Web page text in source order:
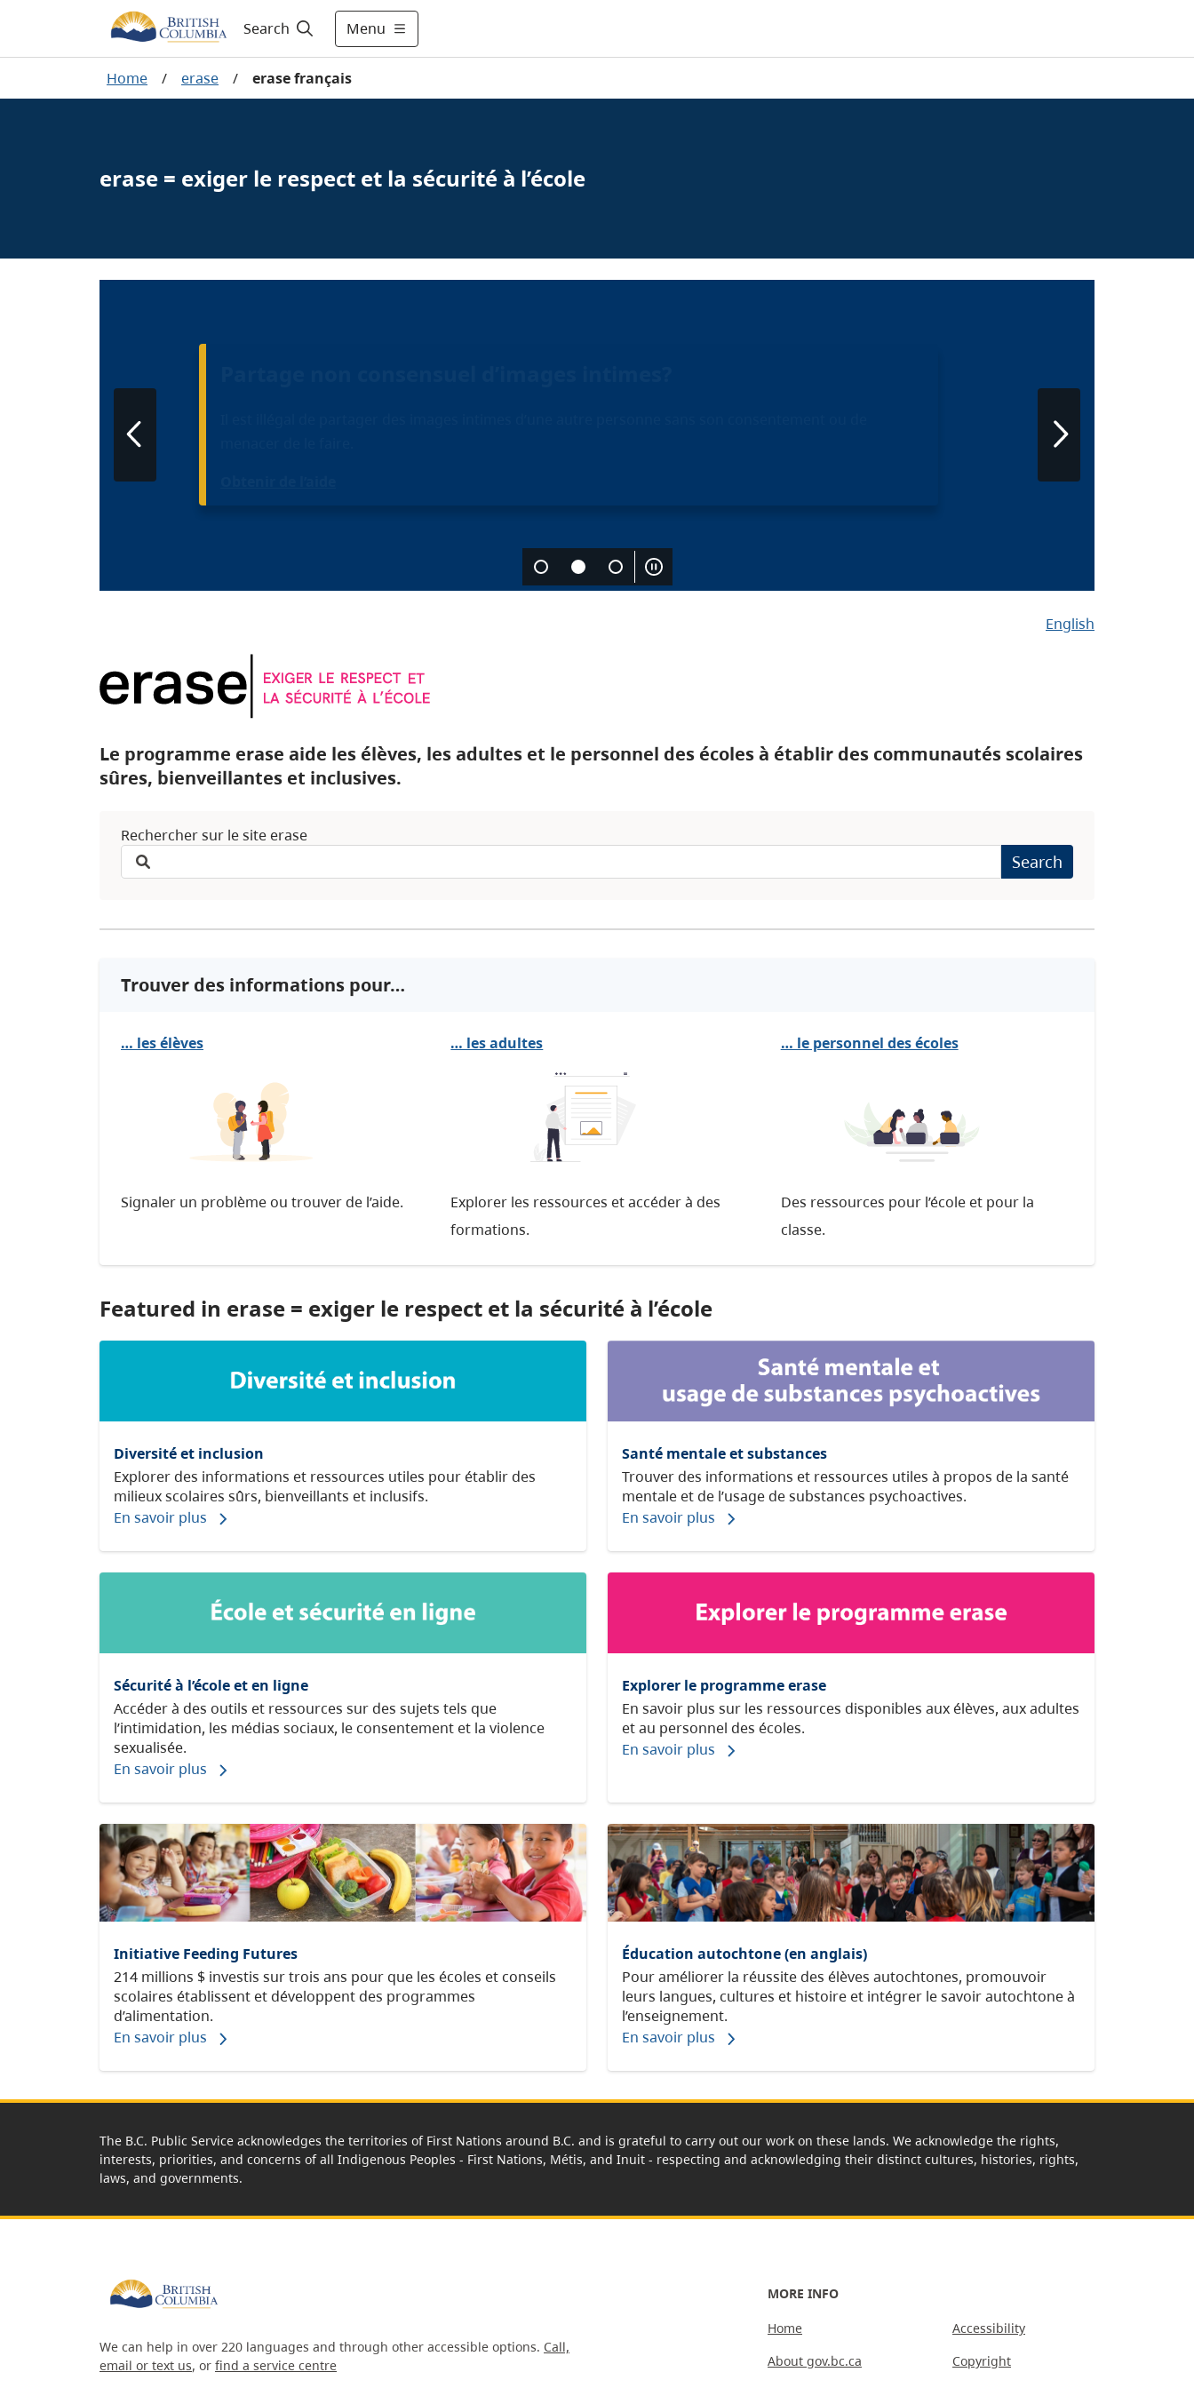
Search Menu
Home / erase / erase français
erase = exiger le respect et la sécurité à l’école
English
Le programme erase aide les élèves, les adultes et le personnel des écoles à établir des communautés scolaires
sûres, bienveillantes et inclusives.
Rechercher sur le site erase
Search
Trouver des informations pour…
… les élèves
Signaler un problème ou trouver de l’aide.
… les adultes
Explorer les ressources et accéder à des
formations.
… le personnel des écoles
Des ressources pour l’école et pour la
classe.
Featured in erase = exiger le respect et la sécurité à l’école
Diversité et inclusion
Explorer des informations et ressources utiles pour établir des
milieux scolaires sûrs, bienveillants et inclusifs.
En savoir plus
Santé mentale et substances
Trouver des informations et ressources utiles à propos de la santé
mentale et de l’usage de substances psychoactives.
En savoir plus
Sécurité à l’école et en ligne
Accéder à des outils et ressources sur des sujets tels que
l’intimidation, les médias sociaux, le consentement et la violence
sexualisée.
En savoir plus
Explorer le programme erase
En savoir plus sur les ressources disponibles aux élèves, aux adultes
et au personnel des écoles.
En savoir plus
Initiative Feeding Futures
214 millions $ investis sur trois ans pour que les écoles et conseils
scolaires établissent et développent des programmes
d’alimentation.
En savoir plus
Éducation autochtone (en anglais)
Pour améliorer la réussite des élèves autochtones, promouvoir
leurs langues, cultures et histoire et intégrer le savoir autochtone à
l’enseignement.
En savoir plus
The B.C. Public Service acknowledges the territories of First Nations around B.C. and is grateful to carry out our work on these lands. We acknowledge the rights,
interests, priorities, and concerns of all Indigenous Peoples - First Nations, Métis, and Inuit - respecting and acknowledging their distinct cultures, histories, rights,
laws, and governments.
We can help in over 220 languages and through other accessible options. Call,
email or text us, or find a service centre
MORE INFO
Home
About gov.bc.ca
Accessibility
Copyright